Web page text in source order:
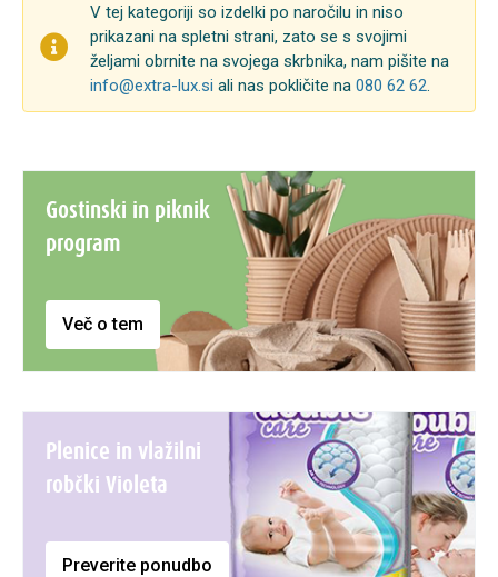
V tej kategoriji so izdelki po naročilu in niso
prikazani na spletni strani, zato se s svojimi
željami obrnite na svojega skrbnika, nam pišite na
info@extra-lux.si ali nas pokličite na 080 62 62
Gostinski in piknik
program
Več o tem
Plenice in vlažilni
robčki Violeta
Preverite ponudbo